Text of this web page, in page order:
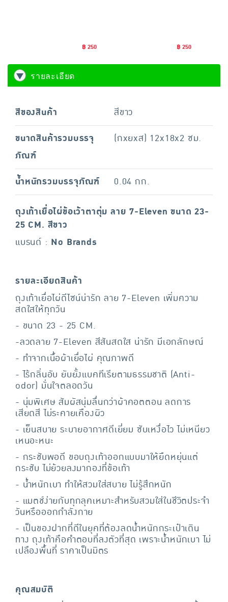
฿ 250 ฿ 250
รายละเอียด
สีของสินค้า
สีขาว
ขนาดสินค้ารวมบรรจุ
ภัณฑ์
(กxยxส) 12x18x2 ซม.
น้ำหนักรวมบรรจุภัณฑ์ 0.04 กก.
ถุงเท้าเยื่อไผ่ข้อเว้าตาตุ่ม ลาย 7-Eleven ขนาด 23-
25 CM. สีขาว
แบรนด์ : No Brands
รายละเอียดสินค้า
ถุงเท้าเยื่อไผ่ดีไซน์น่ารัก ลาย 7-Eleven เพิ่มความ
สดใสให้ทุกวัน
- ขนาด 23 - 25 CM.
-ลวดลาย 7-Eleven สีสันสดใส น่ารัก มีเอกลักษณ์
- ทำจากเนื้อผ้าเยื่อไผ่ คุณภาพดี
- ไร้กลิ่นอับ ยับยั้งแบคทีเรียตามธรรมชาติ (Anti-
odor) มั่นใจตลอดวัน
- นุ่มพิเศษ สัมผัสนุ่มลื่นกว่าผ้าคอตตอน ลดการ
เสียดสี ไม่ระคายเคืองผิว
- เย็นสบาย ระบายอากาศดีเยี่ยม ซับเหงื่อไว ไม่เหนียว
เหนอะหนะ
- กระชับพอดี ขอบถุงเท้าออกแบบมาให้ยืดหยุ่นแต่
กระชับ ไม่ย้วยลงมากองที่ข้อเท้า
- น้ำหนักเบา ทำให้สวมใส่สบาย ไม่รู้สึกหนัก
- แมตช์ง่ายกับทุกลุคเหมาะสำหรับสวมใส่ในชีวิตประจำ
วันหรือออกกำลังกาย
- เป็นของฝากที่ดีในยุคที่ต้องลดน้ำหนักกระเป๋าเดิน
ทาง ถุงเท้าคือคำตอบที่ลงตัวที่สุด เพราะน้ำหนักเบา ไม่
เปลืองพื้นที่ ราคาเป็นมิตร
คุณสมบัติ